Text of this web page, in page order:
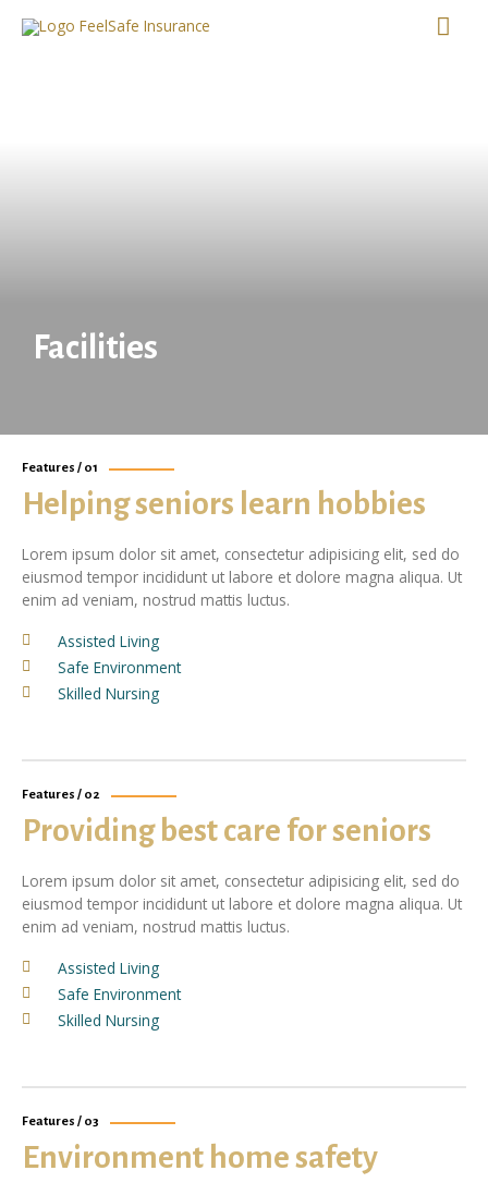
Facilities
Features / 01
Helping seniors learn hobbies
Lorem ipsum dolor sit amet, consectetur adipisicing elit, sed do
eiusmod tempor incididunt ut labore et dolore magna aliqua. Ut
enim ad veniam, nostrud mattis luctus.
Assisted Living
Safe Environment
Skilled Nursing
Features / 02
Providing best care for seniors
Lorem ipsum dolor sit amet, consectetur adipisicing elit, sed do
eiusmod tempor incididunt ut labore et dolore magna aliqua. Ut
enim ad veniam, nostrud mattis luctus.
Assisted Living
Safe Environment
Skilled Nursing
Features / 03
Environment home safety